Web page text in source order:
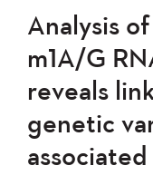
Analysis
m1A/G
reveals
genetic